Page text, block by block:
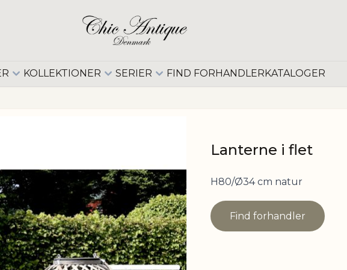
KOLLEKTIONER SERIER FIND FORHANDLERKATALOGER
Lanterne i flet
H80/Ø34 cm natur
Find forhandler